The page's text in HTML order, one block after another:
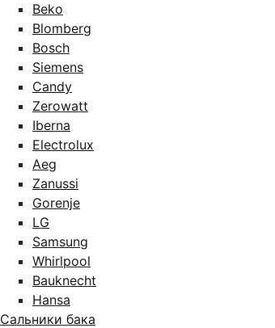
Beko
Blomberg
Bosch
Siemens
Candy
Zerowatt
Iberna
Electrolux
Aeg
Zanussi
Gorenje
LG
Samsung
Whirlpool
Bauknecht
Hansa
Сальники бака